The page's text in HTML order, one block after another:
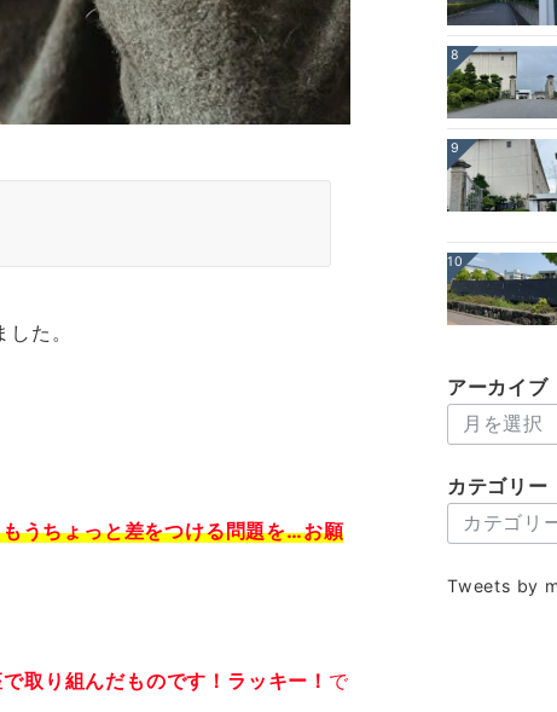
た。
うちょっと差をつける問題を…お願
取り組んだものです！ラッキー！ で
8
9
10
アーカイブ
ー
イ
カテゴリー
テ
リ
Tweets by